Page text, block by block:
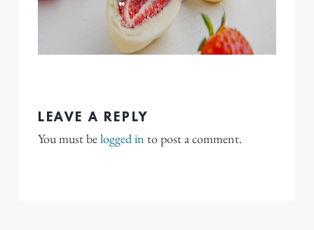
LEAVE A REPLY
You must belogged in to post a comment.